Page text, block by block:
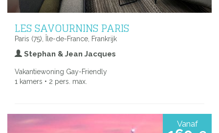
LES SAVOURNINS PARIS
Paris (75), Île-de-France, Frankrijk
Stephan & Jean Jacques
Vakantiewoning Gay-Friendly
1 kamers • 2 pers. max.
Vanaf